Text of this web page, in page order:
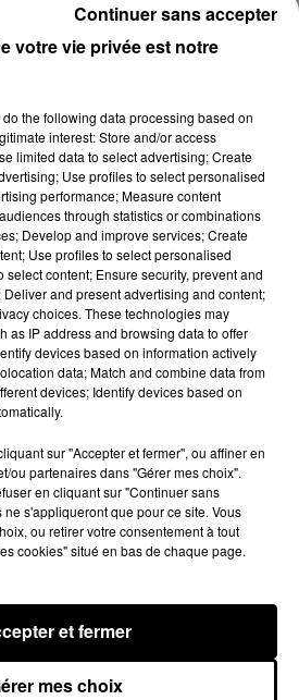
YODELICE
Sunday With A Flu
9h46
9h46
Hole In The Ground
votre vie privée est notre
do the following data processing based on
interest: Store and/or access
limited data to select advertising; Create
Use profiles to select personalised
performance; Measure content
through statistics or combinations
Develop and improve services; Create
Use profiles to select personalised
select content; Ensure security, prevent and
and present advertising and content;
choices. These technologies may
as IP address and browsing data to offer
devices based on information actively
data; Match and combine data from
devices; Identify devices based on
sur "Accepter et fermer", ou affiner en
ou partenaires dans "Gérer mes choix".
en cliquant sur "Continuer sans
ne s'appliqueront que pour ce site. Vous
ou retirer votre consentement à tout
cookies" situé en bas de chaque page.
mes choix
et fermer
Continuer sans accepter